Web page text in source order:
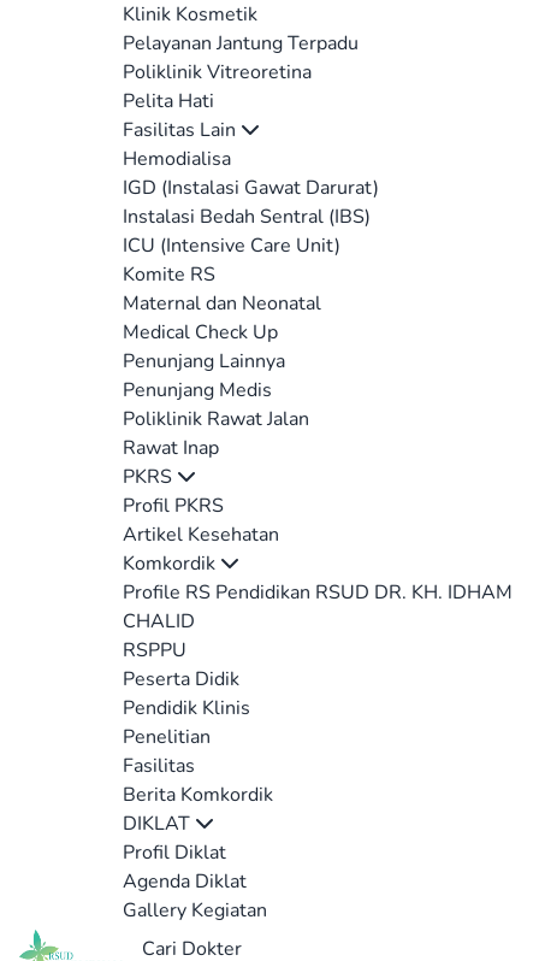
Klinik Kosmetik
Pelayanan Jantung Terpadu
Poliklinik Vitreoretina
Pelita Hati
Fasilitas Lain
Hemodialisa
IGD (Instalasi Gawat Darurat)
Instalasi Bedah Sentral (IBS)
ICU (Intensive Care Unit)
Komite RS
Maternal dan Neonatal
Medical Check Up
Penunjang Lainnya
Penunjang Medis
Poliklinik Rawat Jalan
Rawat Inap
PKRS
Profil PKRS
Artikel Kesehatan
Komkordik
Profile RS Pendidikan RSUD DR. KH. IDHAM
CHALID
RSPPU
Peserta Didik
Pendidik Klinis
Penelitian
Fasilitas
Berita Komkordik
DIKLAT
Profil Diklat
Agenda Diklat
Gallery Kegiatan
Cari Dokter